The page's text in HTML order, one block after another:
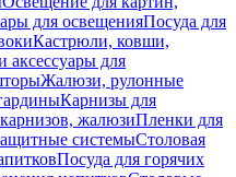
для освещенияПосуда для
Кастрюли, ковши,
для
Жалюзи, рулонные
Карнизы для
жалюзиПленки для
системыСтоловая
Посуда для горячих